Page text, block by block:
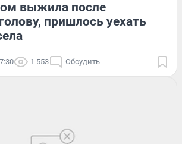
выжила после
пришлось уехать
1 553 Обсудить